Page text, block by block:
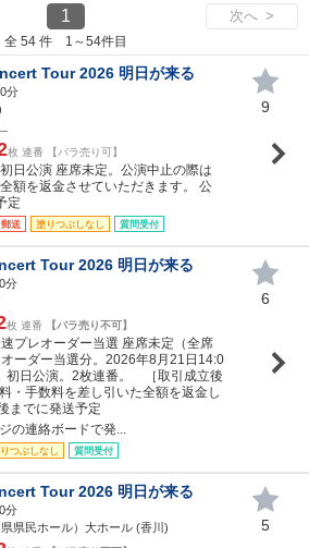
1 次へ >
全 54 件 1～54件目
Tour 2026 明日が来る
分
枚 連番 【バラ売り可】
日公演 座席未定。公演中止の際は
額を返金させていただきます。 公
定
郵送 塗りつぶしなし 質問受付
9
Tour 2026 明日が来る
分
枚 連番 【バラ売り不可】
プレオーダー当選 座席未定（全席
ーダー当選分。2026年8月21日14:0
初日公演。2枚連番。 ［取引成立後
・手数料を差し引いた全額を返金し
までに発送予定
の連絡ボードで発...
つぶしなし 質問受付
6
Tour 2026 明日が来る
分
県民ホール）大ホール (香川)
5